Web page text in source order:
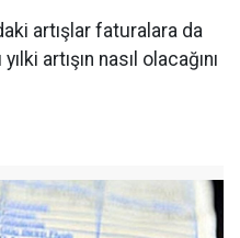
artışlar faturalara da
artışın nasıl olacağını